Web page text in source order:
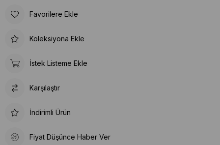
Favorilere Ekle
Koleksiyona Ekle
İstek Listeme Ekle
Karşılaştır
İndirimli Ürün
Fiyat Düşünce Haber Ver